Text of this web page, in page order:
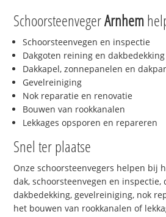
SchoorsteenvegerArnhem
Schoorsteenvegen en inspectie
Dakgoten reining en dakbedekking
Dakkapel, zonnepanelen en
Gevelreiniging
Nok reparatie en renovatie
Bouwen van rookkanalen
Lekkages opsporen en repareren
Snel ter plaatse
Onze schoorsteenvegers helpen bij
dak, schoorsteenvegen en
dakbedekking, gevelreiniging, nok
het bouwen van rookkanalen of